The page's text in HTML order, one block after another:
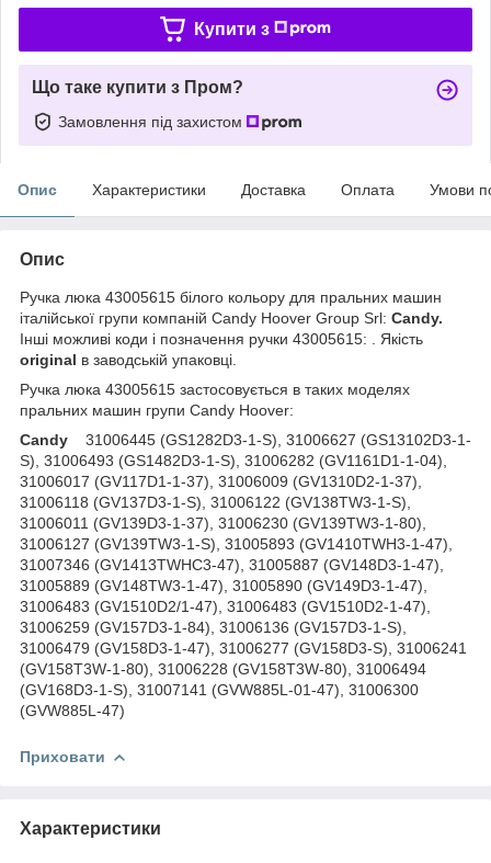
Купити з
Що таке купити з Пром?
Замовлення під захистом
Опис Характеристики Доставка Оплата Умови
Опис
Ручка люка 43005615 білого кольору для пральних машин
італійської групи компаній Candy Hoover Group Srl: Candy.
Інші можливі коди і позначення ручки 43005615: . Якість
original в заводській упаковці.
Ручка люка 43005615 застосовується в таких моделях
пральних машин групи Candy Hoover:
Candy 31006445 (GS1282D3-1-S), 31006627 (GS13102D3-1-
S), 31006493 (GS1482D3-1-S), 31006282 (GV1161D1-1-04),
31006017 (GV117D1-1-37), 31006009 (GV1310D2-1-37),
31006118 (GV137D3-1-S), 31006122 (GV138TW3-1-S),
31006011 (GV139D3-1-37), 31006230 (GV139TW3-1-80),
31006127 (GV139TW3-1-S), 31005893 (GV1410TWH3-1-47),
31007346 (GV1413TWHC3-47), 31005887 (GV148D3-1-47),
31005889 (GV148TW3-1-47), 31005890 (GV149D3-1-47),
31006483 (GV1510D2/1-47), 31006483 (GV1510D2-1-47),
31006259 (GV157D3-1-84), 31006136 (GV157D3-1-S),
31006479 (GV158D3-1-47), 31006277 (GV158D3-S), 31006241
(GV158T3W-1-80), 31006228 (GV158T3W-80), 31006494
(GV168D3-1-S), 31007141 (GVW885L-01-47), 31006300
(GVW885L-47)
Приховати
Характеристики